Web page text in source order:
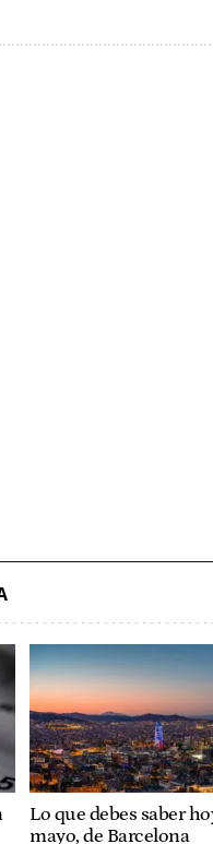
Lo que debes saber
mayo, de Barcelona